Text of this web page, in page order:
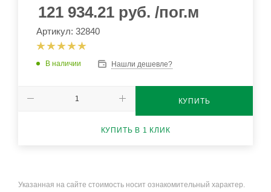
121 934.21 руб. /пог.м
Артикул: 32840
В наличии Нашли дешевле?
КУПИТЬ
КУПИТЬ В 1 КЛИК
Указанная на сайте стоимость носит ознакомительный характер.